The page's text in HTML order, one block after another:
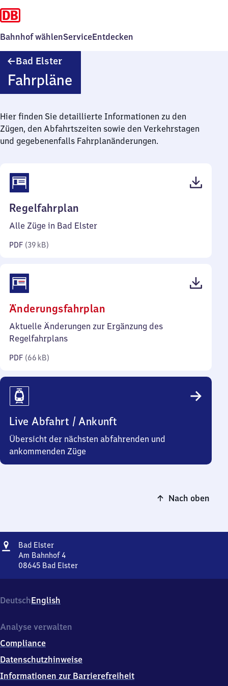
Bahnhof wählenServiceEntdecken
Bad Elster
Elster
Fahrpläne
Hier finden Sie detaillierte Informationen zu den
Zügen, den Abfahrtszeiten sowie den Verkehrstagen
und gegebenenfalls Fahrplanänderungen.
Regelfahrplan
39
Alle Züge in Bad Elster
PDF (39 kB)
Änderungsfahrplan
66
Aktuelle Änderungen zur Ergänzung des
Regelfahrplans
PDF (66 kB)
Live Abfahrt / Ankunft
Übersicht der nächsten abfahrenden und
ankommenden Züge
Nach oben
Adresse
Bad ElsterBa​
d
Elster
Am Bahnhof 4
08645 Bad Elster
Elster,
Am
4,
8
6
5
DeutschEnglish
Analyse verwalten
Compliance
Datenschutzhinweise
Informationen zur Barrierefreiheit